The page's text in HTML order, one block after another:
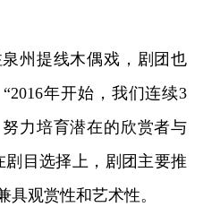
提线木偶戏，剧团也
年开始，我们连续3
力培育潜在的欣赏者与
目选择上，剧团主要推
具观赏性和艺术性。